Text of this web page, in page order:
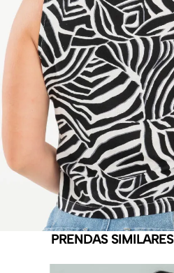
PRENDAS SIMILARES